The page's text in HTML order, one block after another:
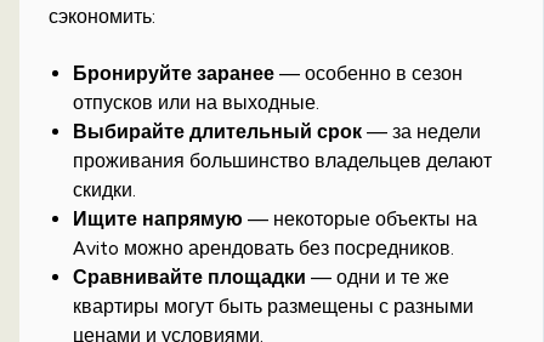
сэкономить:
Бронируйте заранее — особенно в сезон
отпусков или на выходные.
Выбирайте длительный срок — за недели
проживания большинство владельцев делают
скидки.
Ищите напрямую — некоторые объекты на
Avito можно арендовать без посредников.
Сравнивайте площадки — одни и те же
квартиры могут быть размещены с разными
ценами и условиями.